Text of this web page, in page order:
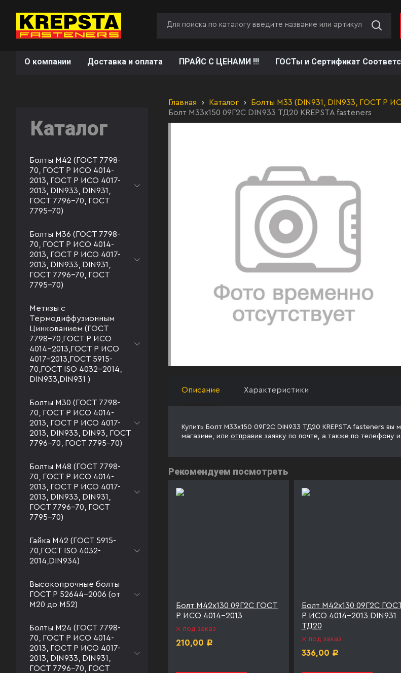
О компании Доставка и оплата ПРАЙС С ЦЕНАМИ !!! ГОСТы и Сертификат
Каталог
Болты М42 (ГОСТ 7798-
70, ГОСТ Р ИСО 4014-
2013, ГОСТ Р ИСО 4017-
2013, DIN933, DIN931,
ГОСТ 7796-70, ГОСТ
7795-70)
Болты М36 (ГОСТ 7798-
70, ГОСТ Р ИСО 4014-
2013, ГОСТ Р ИСО 4017-
2013, DIN933, DIN931,
ГОСТ 7796-70, ГОСТ
7795-70)
Метизы с
Термодиффузионным
Цинкованием (ГОСТ
7798-70,ГОСТ Р ИСО
4014-2013,ГОСТ Р ИСО
4017-2013,ГОСТ 5915-
70,ГОСТ ISO 4032-2014,
DIN933,DIN931 )
Болты М30 (ГОСТ 7798-
70, ГОСТ Р ИСО 4014-
2013, ГОСТ Р ИСО 4017-
2013, DIN933, DIN93, ГОСТ
7796-70, ГОСТ 7795-70)
Болты М48 (ГОСТ 7798-
70, ГОСТ Р ИСО 4014-
2013, ГОСТ Р ИСО 4017-
2013, DIN933, DIN931,
ГОСТ 7796-70, ГОСТ
7795-70)
Гайка М42 (ГОСТ 5915-
70,ГОСТ ISO 4032-
2014,DIN934)
Высокопрочные болты
ГОСТ Р 52644-2006 (от
М20 до М52)
Болты М24 (ГОСТ 7798-
70, ГОСТ Р ИСО 4014-
2013, ГОСТ Р ИСО 4017-
2013, DIN933, DIN931,
ГОСТ 7796-70, ГОСТ
Главная Каталог Болты М33 (DIN931, DIN933, ГОСТ Р
Болт М33х150 09Г2С DIN933 ТД20 KREPSTA fasteners
Описание Характеристики
Купить Болт М33х150 09Г2С DIN933 ТД20 KREPSTA fasteners
магазине, или отправив заявку по почте, а также по телефону
Рекомендуем посмотреть
Болт М42х160 09Г2С ГОСТ
оцинк
под заказ
291,00 Р
Болт М42х130 09Г2С ГОСТ
Р ИСО 4014-2013
под заказ
210,00 Р
Болт М42х130 09Г2С
Р ИСО 4014-2013 DIN931
ТД20
под заказ
336,00 Р